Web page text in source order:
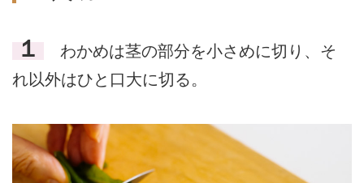
１
わかめは茎の部分を小さめに切り、そ
れ以外はひと口大に切る。